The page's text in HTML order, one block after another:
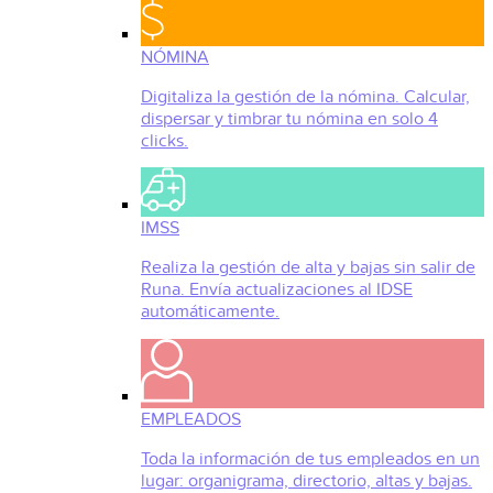
NÓMINA
Digitaliza la gestión de la nómina. Calcular,
dispersar y timbrar tu nómina en solo 4
clicks.
IMSS
Realiza la gestión de alta y bajas sin salir de
Runa. Envía actualizaciones al IDSE
automáticamente.
EMPLEADOS
Toda la información de tus empleados en un
lugar: organigrama, directorio, altas y bajas.